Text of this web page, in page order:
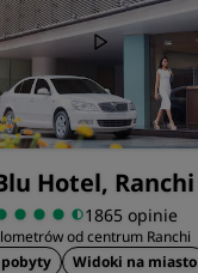
Hotel, Ranchi
1865 opinie
od centrum Ranchi
pobyty
Widoki na miasto